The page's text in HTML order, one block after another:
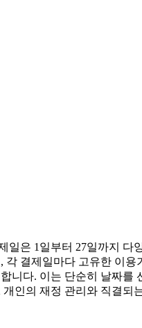
일은 1일부터 27일까지 다
각 결제일마다 고유한 이용
니다. 이는 단순히 날짜를
개인의 재정 관리와 직결되